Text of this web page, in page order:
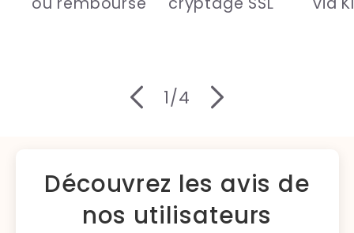
1/de
4
Découvrez les avis de
nos utilisateurs